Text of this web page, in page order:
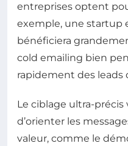
entreprises optent
exemple, une startup
bénéficiera
cold emailing bien
rapidement des leads
Le ciblage ultra-
d’orienter les
valeur, comme le